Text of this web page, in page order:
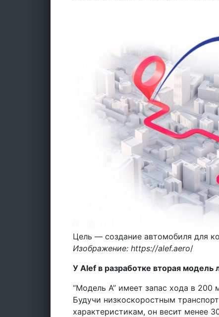
Цель — создание автомобиля для
Изображение: https://alef.aero/
У Alef в разработке вторая
“Модель А” имеет запас хода в 200
Будучи низкоскоростным
характеристикам, он весит менее